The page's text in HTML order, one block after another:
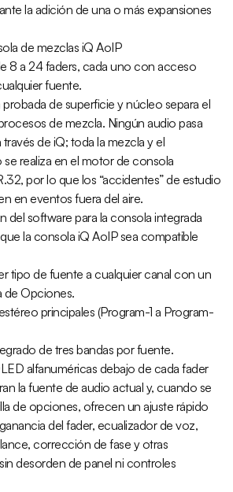
la adición de una o más expansiones
de mezclas iQ AoIP
8 a 24 faders, cada uno con acceso
fuente.
de superficie y núcleo separa el
de mezcla. Ningún audio pasa
de iQ; toda la mezcla y el
realiza en el motor de consola
por lo que los “accidentes” de estudio
en eventos fuera del aire.
del software para la consola integrada
la consola iQ AoIP sea compatible
tipo de fuente a cualquier canal con un
de Opciones.
principales (Program-1 a Program-
de tres bandas por fuente.
alfanuméricas debajo de cada fader
la fuente de audio actual y, cuando se
de opciones, ofrecen un ajuste rápido
del fader, ecualizador de voz,
corrección de fase y otras
desorden de panel ni controles